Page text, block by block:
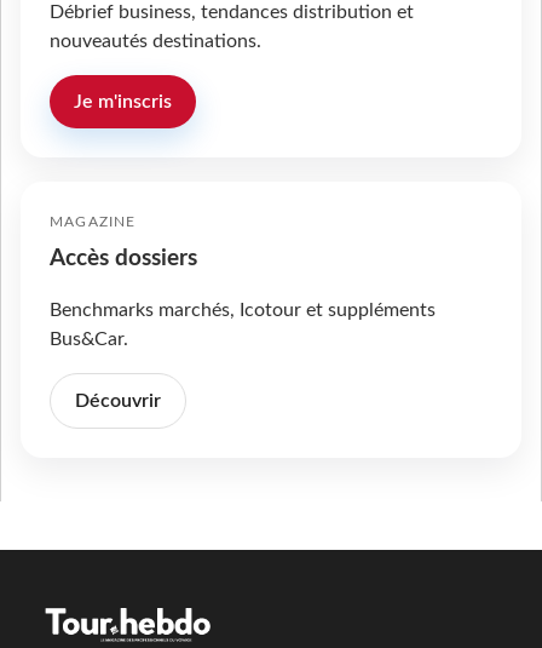
Débrief business, tendances distribution et
nouveautés destinations.
Je m'inscris
MAGAZINE
Accès dossiers
Benchmarks marchés, Icotour et suppléments
Bus&Car.
Découvrir